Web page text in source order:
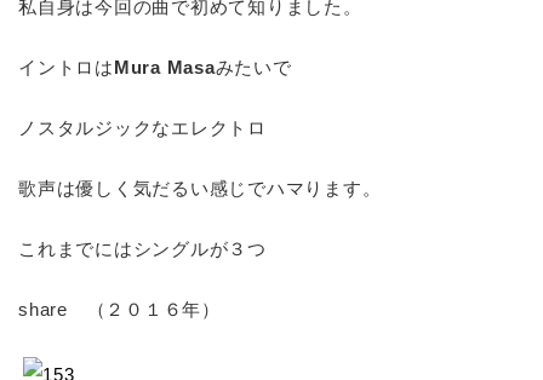
私自身は今回の曲で初めて知りました。
イントロはMura Masaみたいで
ノスタルジックなエレクトロ
歌声は優しく気だるい感じでハマります。
これまでにはシングルが３つ
share （２０１６年）